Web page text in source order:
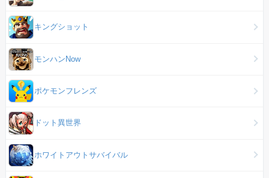
キングショット
モンハンNow
ポケモンフレンズ
ドット異世界
ホワイトアウトサバイバル